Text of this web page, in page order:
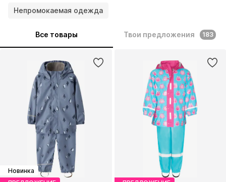
Непромокаемая одежда
Все товары Твои предложения 183
Новинка